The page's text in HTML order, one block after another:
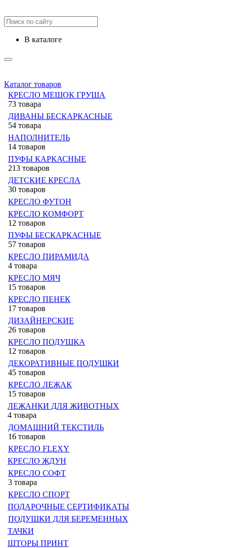
в каталоге
Каталог товаров
КРЕСЛО МЕШОК ГРУША
73 товара
ДИВАНЫ БЕСКАРКАСНЫЕ
54 товара
НАПОЛНИТЕЛЬ
14 товаров
ПУФЫ КАРКАСНЫЕ
213 товаров
ДЕТСКИЕ КРЕСЛА
30 товаров
КРЕСЛО ФУТОН
КРЕСЛО КОМФОРТ
12 товаров
ПУФЫ БЕСКАРКАСНЫЕ
57 товаров
КРЕСЛО ПИРАМИДА
4 товара
КРЕСЛО МЯЧ
15 товаров
КРЕСЛО ПЕНЕК
17 товаров
ДИЗАЙНЕРСКИЕ
26 товаров
КРЕСЛО ПОДУШКА
12 товаров
ДЕКОРАТИВНЫЕ ПОДУШКИ
45 товаров
КРЕСЛО ЛЕЖАК
15 товаров
ЛЕЖАНКИ ДЛЯ ЖИВОТНЫХ
4 товара
ДОМАШНИЙ ТЕКСТИЛЬ
16 товаров
КРЕСЛО FLEXY
КРЕСЛО ЖДУН
КРЕСЛО СОФТ
3 товара
КРЕСЛО СПОРТ
ПОДАРОЧНЫЕ СЕРТИФИКАТЫ
ПОДУШКИ ДЛЯ БЕРЕМЕННЫХ
ТАЧКИ
ШТОРЫ ПРИНТ